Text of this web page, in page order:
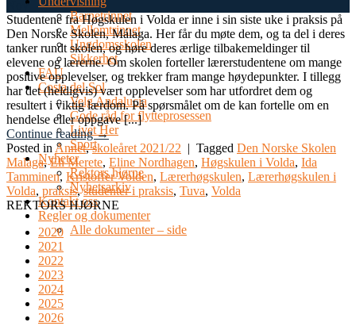
Barnetrinnet
Mellomtrinnet
Ungdomsskolen
Sikkerhet
FAU
Costa del Sol
Velg Andalucia
Gode råd for flytteprosessen
Livet Her
Sport
Nyheter
Rektors hjørne
Nyhetsarkiv
Kontakt oss
Regler og dokumenter
Alle dokumenter – side
Nov
Studentene fra Høgskulen i Volda er inne i sin siste uke i praksis på
Den Norske Skolen, Málaga. Her får du møte dem, og ta del i deres
tanker rundt skolen, og høre deres ærlige tilbakemeldinger til
elevene og lærerne. Om skolen forteller lærerstudentene om mange
positive opplevelser, og trekker fram mange høydepunkter. I tillegg
har det (heldigvis) vært opplevelser som har utfordret dem og
resultert i viktig lærdom. På spørsmålet om de kan fortelle om en
hendelse eller oppgave [...]
Continue reading→
Posted in Annet,skoleåret 2021/22 | Tagged Den Norske Skolen
Malaga,Eli Merete, Eline Nordhagen, Høgskulen i Volda, Ida
Tamminen, Kristoffer Volden, Lærerhøgskulen, Lærerhøgskulen i
Volda, praksis,studenter i praksis, Tuva, Volda
REKTORS HJØRNE
2020
2021
2022
2023
2024
2025
2026